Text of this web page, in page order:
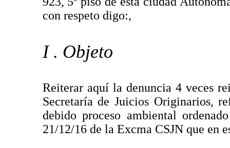
con respeto digo:,
I . Objeto
Reiterar aquí la denuncia 4 veces
Secretaría de Juicios Originarios,
debido proceso ambiental
21/12/16 de la Excma CSJN que en